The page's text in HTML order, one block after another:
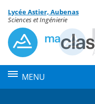
Menu de la rubrique
Contenu
Lycée Astier, Aubenas
Sciences et Ingénierie
MENU